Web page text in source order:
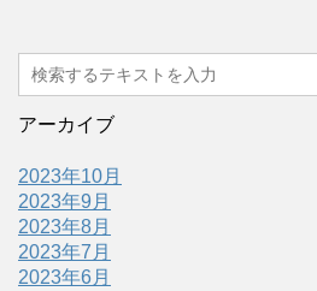
アーカイブ
2023年10月
2023年9月
2023年8月
2023年7月
2023年6月